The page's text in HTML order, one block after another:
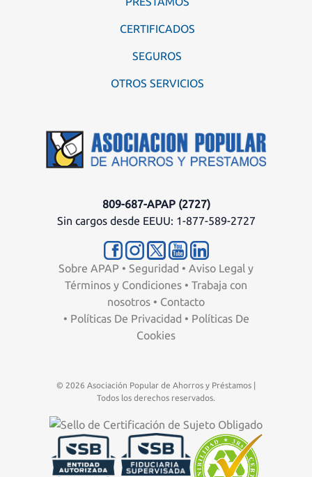
CERTIFICADOS
SEGUROS
OTROS SERVICIOS
809-687-APAP (2727)
Sin cargos desde EEUU: 1-877-589-2727
Sobre APAP • Seguridad • Aviso Legal y
Términos y Condiciones • Trabaja con
nosotros • Contacto
• Políticas De Privacidad • Políticas De
Cookies
© 2026 Asociación Popular de Ahorros y Préstamos |
Todos los derechos reservados.